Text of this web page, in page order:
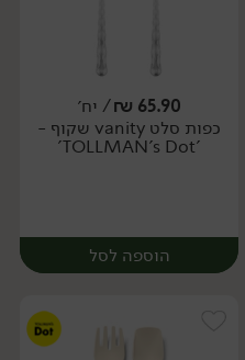
יח׳
65.90
₪/ יח׳
כפות סלט vanity שקוף -
'TOLLMAN's Dot'
הוספה לסל